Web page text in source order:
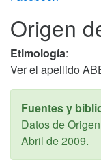
Origen
Etimología:
Ver el apellido
Fuentes y
Datos de
Abril de 2009.